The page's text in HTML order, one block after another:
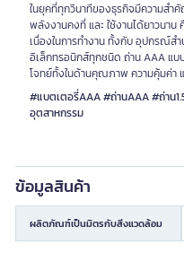
ในยุคที่ทุกวินาทีของธุรกิจมีความสำ
พลังงานคงที่ และ ใช้งานได้ยาวนา
เนื่องในการทำงาน ทั้งกับ อุปกรณ์ส
อิเล็กทรอนิกส์ทุกชนิด ถ่าน AAA แ
โจทย์ทั้งในด้านคุณภาพ ความคุ้มค่า
#แบตเตอรี่AAA #ถ่านAAA #ถ่าน
อุตสาหกรรม
ข้อมูลสินค้า
ผลิตภัณฑ์เป็นมิตรกับสิ่งแวดล้อม